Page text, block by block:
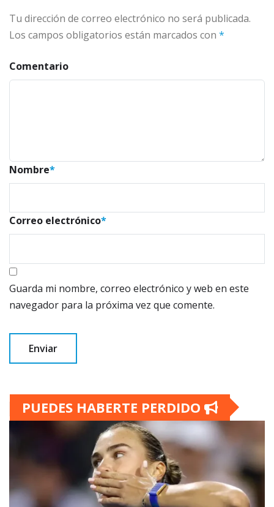
Tu dirección de correo electrónico no será publicada.
Los campos obligatorios están marcados con *
Comentario
Nombre*
Correo electrónico*
Guarda mi nombre, correo electrónico y web en este
navegador para la próxima vez que comente.
PUEDES HABERTE PERDIDO